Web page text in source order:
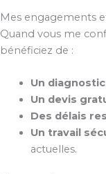
Mes engagements
Quand vous me
bénéficiez de :
Un
Un devis
Des délais
Un travail
actuelles.